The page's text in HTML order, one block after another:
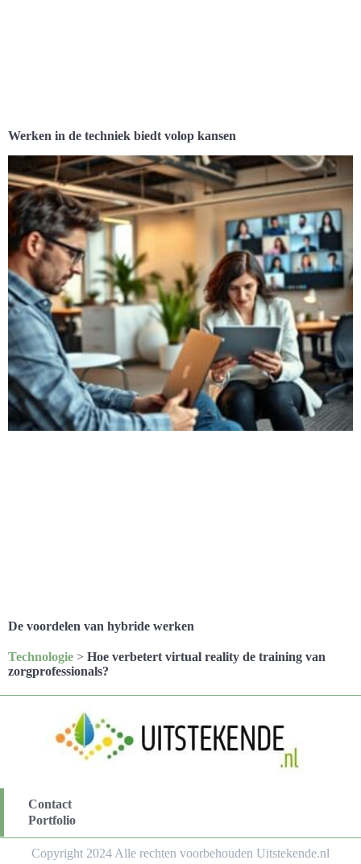
Werken in de techniek biedt volop kansen
De voordelen van hybride werken
Technologie > Hoe verbetert virtual reality de training van
zorgprofessionals?
Contact
Portfolio
Copyright 2024 Alle rechten voorbehouden Uitstekende.nl